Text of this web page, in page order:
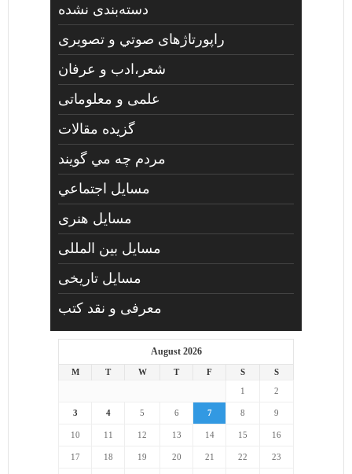
دسته‌بندی نشده
راپورتاژهای صوتي و تصويری
شعر،ادب و عرفان
علمی و معلوماتی
گزیده مقالات
مردم چه مي گويند
مسايل اجتماعي
مسايل هنری
مسایل بین المللی
مسایل تاریخی
معرفی و نقد کتب
August 2026
M T W T F S
S
1
2
3 4 5 6 7 8 9
10 11 12 13 14 15 16
17 18 19 20 21 22 23